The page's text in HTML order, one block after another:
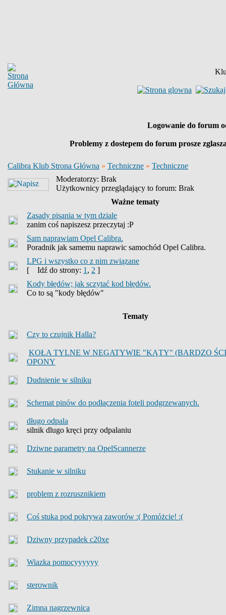
Logowanie do forum
Problemy z dostepem do forum prosze
Calibra Klub Strona Główna » Techniczne » Techniczne
Moderatorzy: Brak
Użytkownicy przeglądający to forum: Brak
Ważne tematy
Zasady pisania w tym dziale
zanim coś napiszesz przeczytaj :P
Sam naprawiam Opel Calibra.
Poradnik jak samemu naprawic samochód Opel Calibra.
LPG i wszystko co z nim związane
[
Idź do strony: 1 , 2 ]
Kody błędów; jak sczytać kod błędów.
Co to są "kody błędów"
Tematy
Czy to czujnik Halla?
KOŁA TYLNE W NEGATYWIE "KĄTY" (BARDZO
OPONY
Dudnienie w silniku
Schemat pinów do podłączenia foteli podgrzewanych.
długo odpala
silnik dlugo kręci przy odpalaniu
Dziwne parametry na OpelScannerze
Stukanie w silniku
problem z rozrusznikiem
Coś stuka pod pokrywą zaworów :( Pomóżcie! :(
Dziwny przypadek c20xe
Wiazka pomocyyyyyy
sterownik
Zimna nagrzewnica